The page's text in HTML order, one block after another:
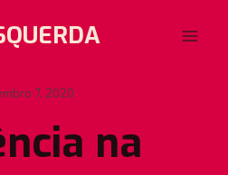
7, 2020
na